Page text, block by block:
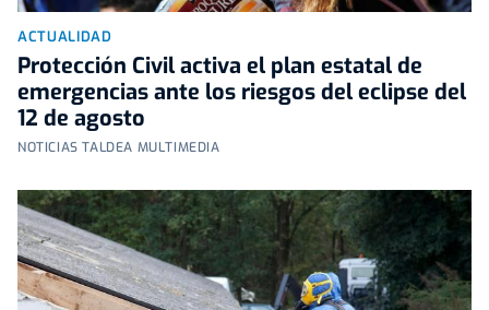
ACTUALIDAD
Protección Civil activa el plan estatal de
emergencias ante los riesgos del eclipse del
12 de agosto
NOTICIAS TALDEA MULTIMEDIA